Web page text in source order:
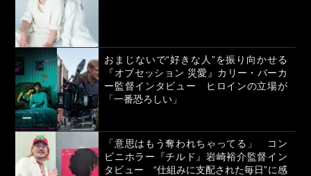
おまじないで“好きな人”を振り向かせる
『オブセッション 災愛』カリー・バーカ
ー監督インタビュー ヒロインの立場が
「一番恐ろしい」
「意思はもう奪われちゃってる」 コン
ビニホラー『チルド』岩崎裕介監督イン
タビュー “仕組みに支配された毎日”に感